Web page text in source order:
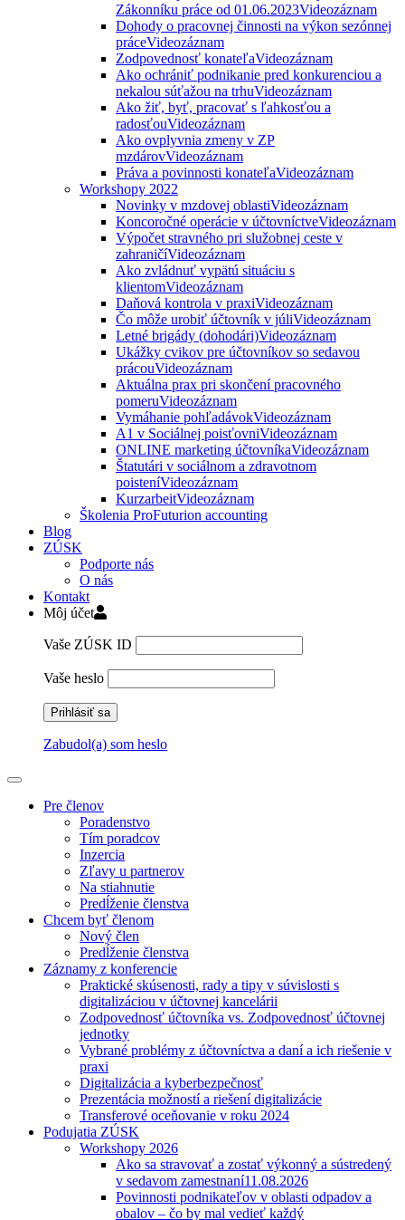
Zákonníku práce od 01.06.2023Videozáznam
Dohody o pracovnej činnosti na výkon sezónnej
práceVideozáznam
Zodpovednosť konateľaVideozáznam
Ako ochrániť podnikanie pred konkurenciou a
nekalou súťažou na trhuVideozáznam
Ako žiť, byť, pracovať s ľahkosťou a
radosťouVideozáznam
Ako ovplyvnia zmeny v ZP
mzdárovVideozáznam
Práva a povinnosti konateľaVideozáznam
Workshopy 2022
Novinky v mzdovej oblastiVideozáznam
Koncoročné operácie v účtovníctveVideozáznam
Výpočet stravného pri služobnej ceste v
zahraničíVideozáznam
Ako zvládnuť vypätú situáciu s
klientomVideozáznam
Daňová kontrola v praxiVideozáznam
Čo môže urobiť účtovník v júliVideozáznam
Letné brigády (dohodári)Videozáznam
Ukážky cvikov pre účtovníkov so sedavou
prácouVideozáznam
Aktuálna prax pri skončení pracovného
pomeruVideozáznam
Vymáhanie pohľadávokVideozáznam
A1 v Sociálnej poisťovniVideozáznam
ONLINE marketing účtovníkaVideozáznam
Štatutári v sociálnom a zdravotnom
poisteníVideozáznam
KurzarbeitVideozáznam
Školenia ProFuturion accounting
Blog
ZÚSK
Podporte nás
O nás
Kontakt
Môj účet
Vaše ZÚSK ID
Vaše heslo
Zabudol(a) som heslo
Pre členov
Poradenstvo
Tím poradcov
Inzercia
Zľavy u partnerov
Na stiahnutie
Predĺženie členstva
Chcem byť členom
Nový člen
Predĺženie členstva
Záznamy z konferencie
Praktické skúsenosti, rady a tipy v súvislosti s
digitalizáciou v účtovnej kancelárii
Zodpovednosť účtovníka vs. Zodpovednosť účtovnej
jednotky
Vybrané problémy z účtovníctva a daní a ich riešenie v
praxi
Digitalizácia a kyberbezpečnosť
Prezentácia možností a riešení digitalizácie
Transferové oceňovanie v roku 2024
Podujatia ZÚSK
Workshopy 2026
Ako sa stravovať a zostať výkonný a sústredený
v sedavom zamestnaní11.08.2026
Povinnosti podnikateľov v oblasti odpadov a
obalov – čo by mal vedieť každý